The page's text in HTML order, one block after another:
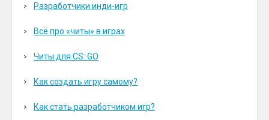
Разработчики инди-игр
Всё про «читы» в играх
Читы для CS: GO
Как создать игру самому?
Как стать разработчиком игр?